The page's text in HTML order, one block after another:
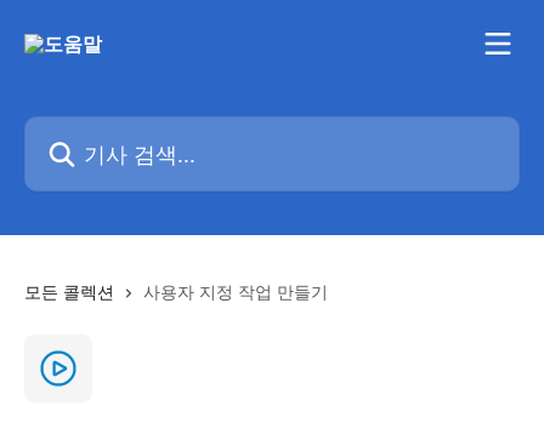
기사 검색...
모든 콜렉션 사용자 지정 작업 만들기